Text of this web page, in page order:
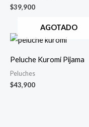
$39,900
AGOTADO
Peluche Kuromi Pijama
Peluches
$43,900